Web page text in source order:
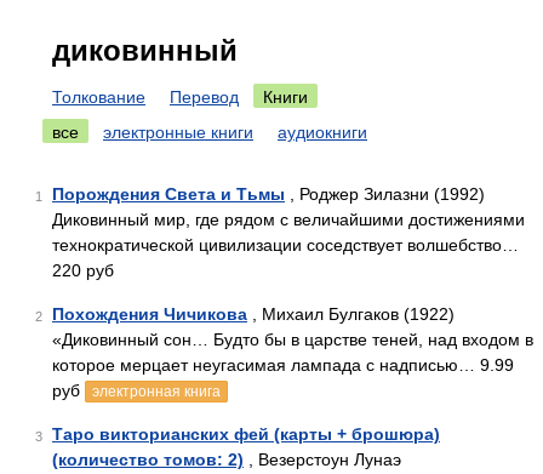
диковинный
Толкование Перевод
Книги
все
электронные книги аудиокниги
1 Порождения Света и Тьмы , Роджер Зилазни (1992)
Диковинный мир, где рядом с величайшими достижениями
технократической цивилизации соседствует волшебство…
220 руб
2 Похождения Чичикова , Михаил Булгаков (1922)
«Диковинный сон… Будто бы в царстве теней, над входом в
которое мерцает неугасимая лампада с надписью… 9.99
руб
электронная книга
3
Таро викторианских фей (карты + брошюра)
(количество томов: 2) , Везерстоун Лунаэ